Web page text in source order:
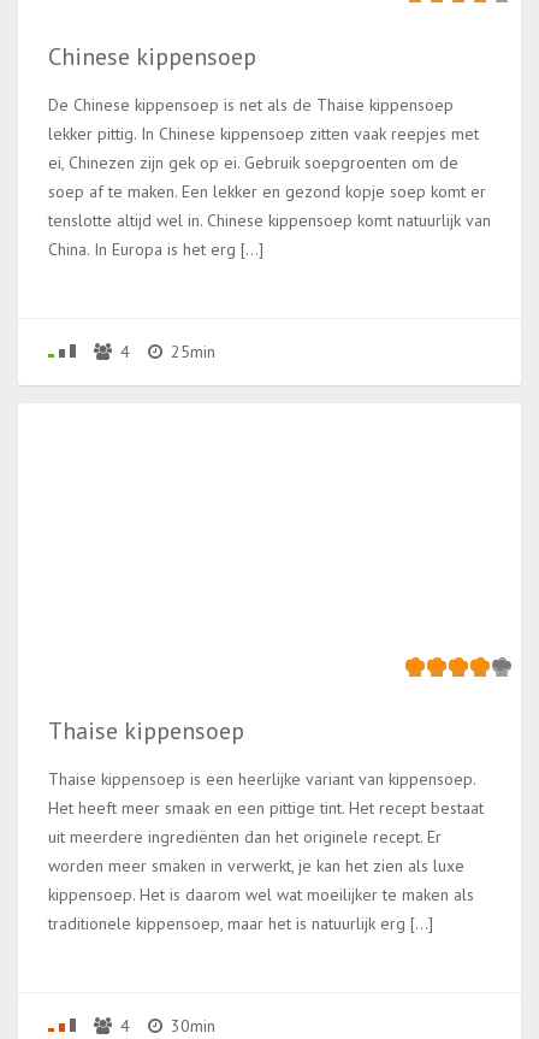
Chinese kippensoep
De Chinese kippensoep is net als de Thaise kippensoep
lekker pittig. In Chinese kippensoep zitten vaak reepjes met
ei, Chinezen zijn gek op ei. Gebruik soepgroenten om de
soep af te maken. Een lekker en gezond kopje soep komt er
tenslotte altijd wel in. Chinese kippensoep komt natuurlijk van
China. In Europa is het erg […]
4 25min
Thaise kippensoep
Thaise kippensoep is een heerlijke variant van kippensoep.
Het heeft meer smaak en een pittige tint. Het recept bestaat
uit meerdere ingrediënten dan het originele recept. Er
worden meer smaken in verwerkt, je kan het zien als luxe
kippensoep. Het is daarom wel wat moeilijker te maken als
traditionele kippensoep, maar het is natuurlijk erg […]
4 30min